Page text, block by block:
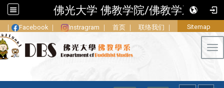
佛光大学 佛教学院/佛教学系
｜ Facebook ｜ Instragram ｜ 首页 ｜ 联络我们 ｜ Sitemap